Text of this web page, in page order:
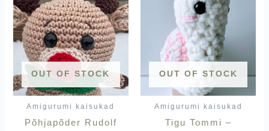
OUT OF STOCK
Amigurumi kaisukad
Põhjapõder Rudolf
OUT OF STOCK
Amigurumi kaisukad
Tigu Tommi –